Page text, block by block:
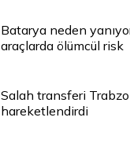
Batarya neden
araçlarda ölümcül risk
Salah transferi
hareketlendirdi